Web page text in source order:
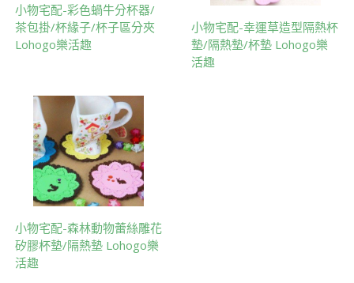
小物宅配-彩色蝸牛分杯器/
茶包掛/杯緣子/杯子區分夾
Lohogo樂活趣
小物宅配-幸運草造型隔熱杯
墊/隔熱墊/杯墊 Lohogo樂
活趣
小物宅配-森林動物蕾絲雕花
矽膠杯墊/隔熱墊 Lohogo樂
活趣